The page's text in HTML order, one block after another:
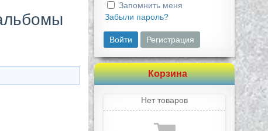
Запомнить меня
Забыли пароль?
Войти Регистрация
Корзина
Нет товаров